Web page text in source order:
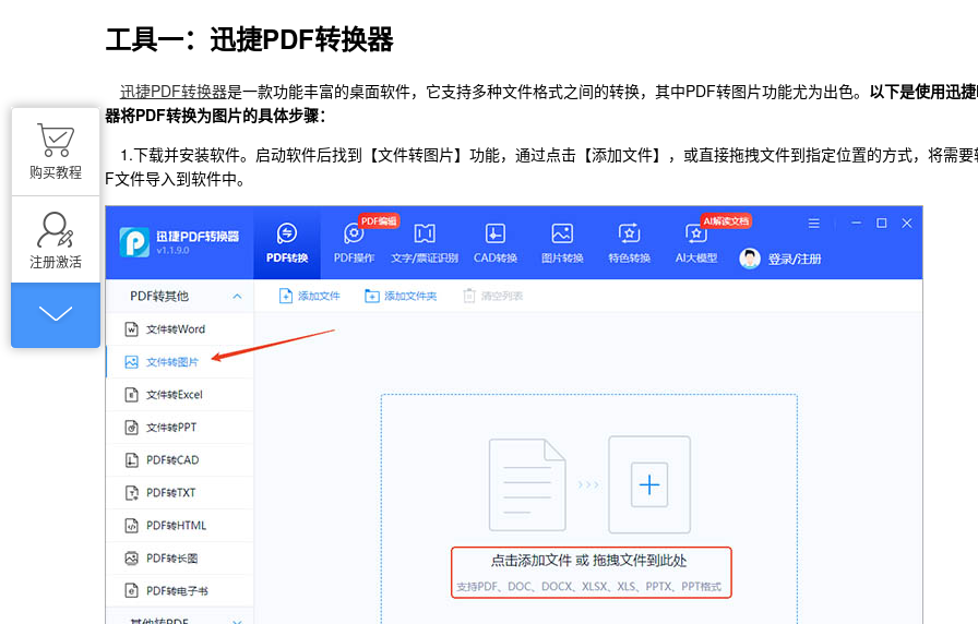
工具一：迅捷PDF转换器
迅捷PDF转换器是一款功能丰富的桌面软件，它支持多种文件格式之间的转换，其中PDF转图片功能尤为出色。 以下是使用迅
器将PDF转换为图片的具体步骤：
1.下载并安装软件。启动软件后找到【文件转图片】功能，通过点击【添加文件】，或直接拖拽文件到指定位置的方式，将需要
F文件导入到软件中。
购买教程
注册激活
PDF转Word